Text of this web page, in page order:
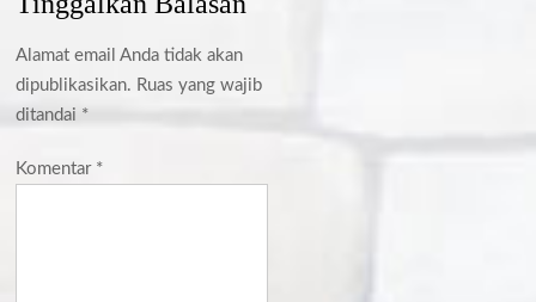
Alamat email Anda tidak akan
dipublikasikan. Ruas yang wajib
ditandai *
Komentar *